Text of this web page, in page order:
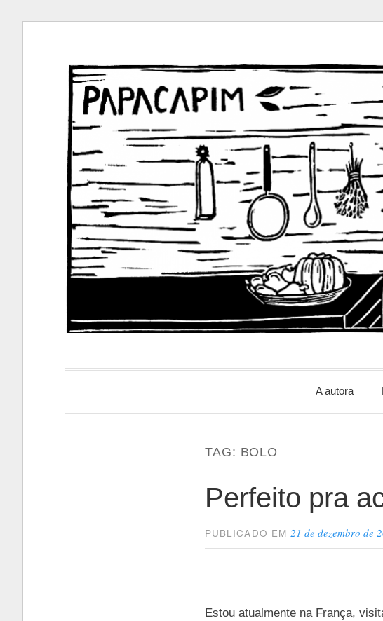
conteúdo
PapacapimA autora
TAG: BOLO
Perfeito pra
PUBLICADO EM21 de dezembro de
Estou atualmente na França,